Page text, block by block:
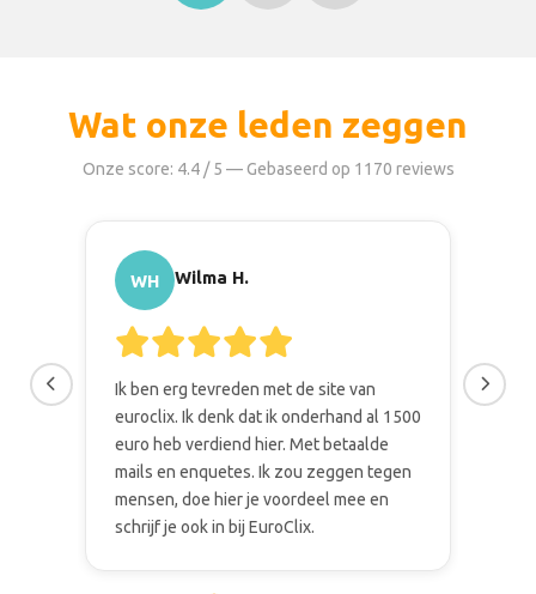
Wat onze leden zeggen
Onze score: 4.4 / 5 — Gebaseerd op 1170 reviews
WH Wilma H.
Ik ben erg tevreden met de site van
euroclix. Ik denk dat ik onderhand al 1500
euro heb verdiend hier. Met betaalde
mails en enquetes. Ik zou zeggen tegen
mensen, doe hier je voordeel mee en
schrijf je ook in bij EuroClix.
We